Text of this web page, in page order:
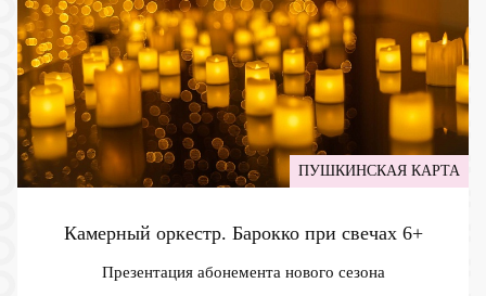
ПУШКИНСКАЯ КАРТА
Камерный оркестр. Барокко при свечах 6+
Презентация абонемента нового сезона